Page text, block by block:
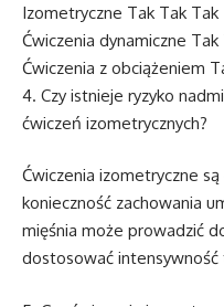
Izometryczne Tak Tak Tak
Ćwiczenia dynamiczne Tak
Ćwiczenia z obciążeniem
4. Czy istnieje ryzyko
ćwiczeń izometrycznych?
Ćwiczenia izometryczne
konieczność zachowania
mięśnia może prowadzić
dostosować intensywność